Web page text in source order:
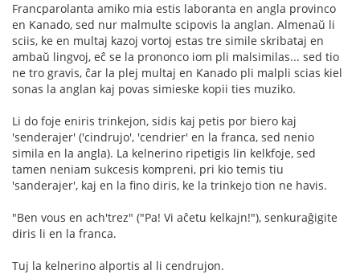
Francparolanta amiko mia estis laboranta en angla provinco
en Kanado, sed nur malmulte scipovis la anglan. Almenaŭ li
sciis, ke en multaj kazoj vortoj estas tre simile skribataj en
ambaŭ lingvoj, eĉ se la prononco iom pli malsimilas... sed tio
ne tro gravis, ĉar la plej multaj en Kanado pli malpli scias kiel
sonas la anglan kaj povas simieske kopii ties muziko.
Li do foje eniris trinkejon, sidis kaj petis por biero kaj
'senderajer' ('cindrujo', 'cendrier' en la franca, sed nenio
simila en la angla). La kelnerino ripetigis lin kelkfoje, sed
tamen neniam sukcesis kompreni, pri kio temis tiu
'sanderajer', kaj en la fino diris, ke la trinkejo tion ne havis.
"Ben vous en ach'trez" ("Pa! Vi aĉetu kelkajn!"), senkuraĝigite
diris li en la franca.
Tuj la kelnerino alportis al li cendrujon.